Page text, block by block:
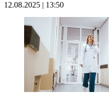
12.08.2025 | 13:50